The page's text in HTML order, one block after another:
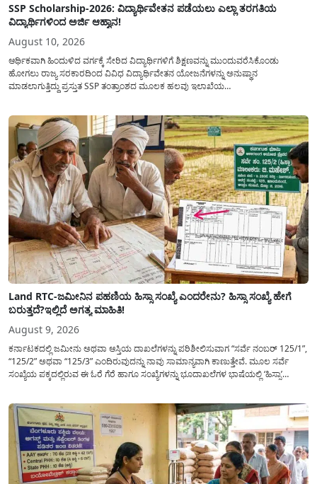
SSP Scholarship-2026: ವಿದ್ಯಾರ್ಥಿವೇತನ ಪಡೆಯಲು ಎಲ್ಲಾ ತರಗತಿಯ
ವಿದ್ಯಾರ್ಥಿಗಳಿಂದ ಅರ್ಜಿ ಆಹ್ವಾನ!
August 10, 2026
ಆರ್ಥಿಕವಾಗಿ ಹಿಂದುಳಿದ ವರ್ಗಕ್ಕೆ ಸೇರಿದ ವಿದ್ಯಾರ್ಥಿಗಳಿಗೆ ಶಿಕ್ಷಣವನ್ನು ಮುಂದುವರೆಸಿಕೊಂಡು
ಹೋಗಲು ರಾಜ್ಯ ಸರಕಾರದಿಂದ ವಿವಿಧ ವಿದ್ಯಾರ್ಥಿವೇತನ ಯೋಜನೆಗಳನ್ನು ಅನುಷ್ಥಾನ
ಮಾಡಲಾಗುತ್ತಿದ್ದು ಪ್ರಸ್ತುತ SSP ತಂತ್ರಾಂಶದ ಮೂಲಕ ಹಲವು ಇಲಾಖೆಯ
ವಿದ್ಯಾರ್ಥಿವೇತನವನ್ನು(Scholarship Application) ಪಡೆಯಲು ವಿದ್ಯಾರ್ಥಿಗಳಿಗೆ ಅರ್ಜಿ ಸಲ್ಲಿಸಲು
ಸರಳ...
Land RTC-ಜಮೀನಿನ ಪಹಣಿಯ ಹಿಸ್ಸಾ ಸಂಖ್ಯೆ ಎಂದರೇನು? ಹಿಸ್ಸಾ ಸಂಖ್ಯೆ ಹೇಗೆ
ಬರುತ್ತದೆ?ಇಲ್ಲಿದೆ ಅಗತ್ಯ ಮಾಹಿತಿ!
August 9, 2026
ಕರ್ನಾಟಕದಲ್ಲಿ ಜಮೀನು ಅಥವಾ ಆಸ್ತಿಯ ದಾಖಲೆಗಳನ್ನು ಪರಿಶೀಲಿಸುವಾಗ “ಸರ್ವೆ ನಂಬರ್ 125/1”,
“125/2” ಅಥವಾ “125/3” ಎಂದಿರುವುದನ್ನು ನಾವು ಸಾಮಾನ್ಯ​ವಾಗಿ ಕಾಣುತ್ತೇವೆ. ಮೂಲ ಸರ್ವೆ
ಸಂಖ್ಯೆಯ ಪಕ್ಕದಲ್ಲಿರುವ ಈ ಓರೆ ಗೆರೆ ಹಾಗೂ ಸಂಖ್ಯೆಗಳನ್ನು ಭೂದಾಖಲೆಗಳ ಭಾಷೆಯಲ್ಲಿ ‘ಹಿಸ್ಸಾ’